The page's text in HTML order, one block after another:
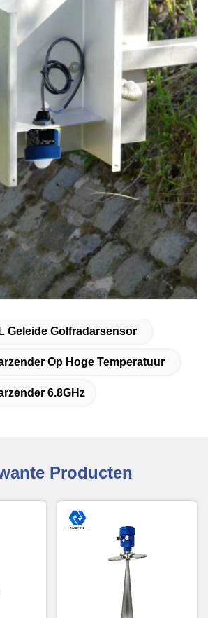
Geleide Golfradarsensor
Op Hoge Temperatuur
6.8GHz
Producten